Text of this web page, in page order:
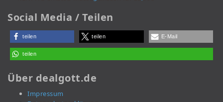
Social Media / Teilen
teilen teilen E-Mail
teilen
Über dealgott.de
Impressum